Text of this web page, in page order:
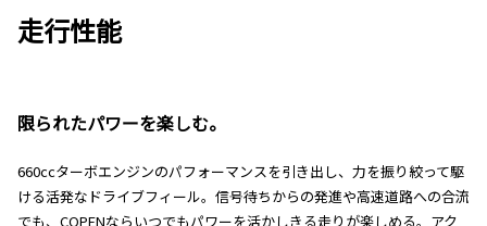
走行性能
限られたパワーを楽しむ。
660ccターボエンジンのパフォーマンスを引き出し、力を振り絞って駆
ける活発なドライブフィール。信号待ちからの発進や高速道路への合流
でも、COPENならいつでもパワーを活かしきる走りが楽しめる。アク